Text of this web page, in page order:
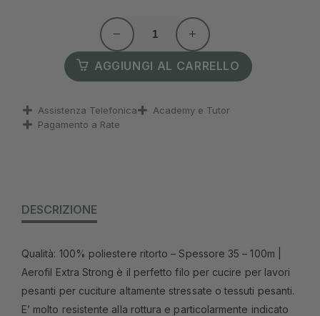
AGGIUNGI AL CARRELLO
Assistenza Telefonica
Academy e Tutor
Pagamento a Rate
DESCRIZIONE
Qualità: 100% poliestere ritorto – Spessore 35 – 100m |
Aerofil Extra Strong è il perfetto filo per cucire per lavori
pesanti per cuciture altamente stressate o tessuti pesanti.
E’ molto resistente alla rottura e particolarmente indicato